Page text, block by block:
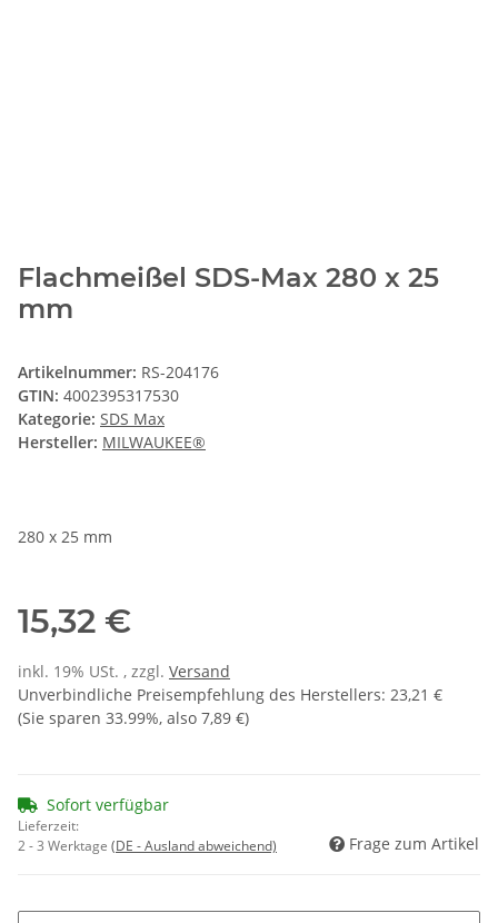
Flachmeißel SDS-Max 280 x 25
mm
Artikelnummer: RS-204176
GTIN: 4002395317530
Kategorie: SDS Max
Hersteller: MILWAUKEE®
280 x 25 mm
15,32 €
inkl. 19% USt. , zzgl. Versand
Unverbindliche Preisempfehlung des Herstellers: 23,21 €
(Sie sparen 33.99%, also 7,89 €)
Sofort verfügbar
Lieferzeit:
2 - 3 Werktage (DE - Ausland abweichend) Frage zum Artikel